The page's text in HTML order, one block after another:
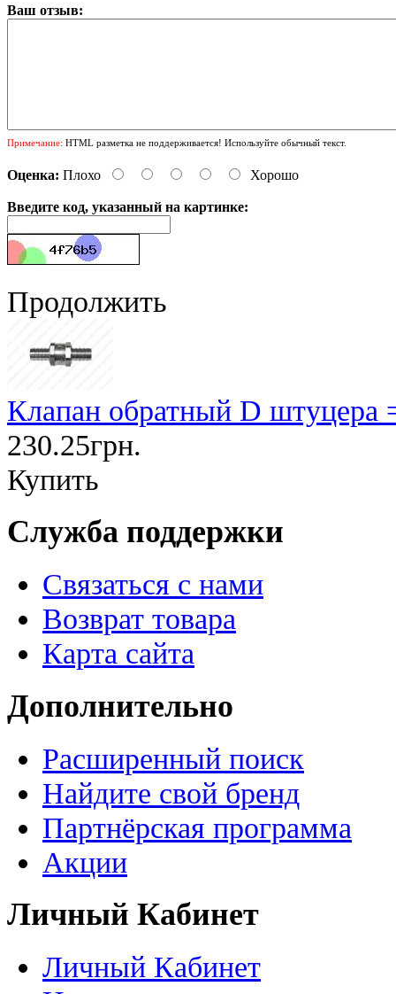
Ваш отзыв:
Примечание: HTML разметка не поддерживается! Используйте обычный текст.
Оценка: Плохо Хорошо
Введите код, указанный на картинке:
Продолжить
Клапан обратный D штуцера
230.25грн.
Купить
Служба поддержки
Связаться с нами
Возврат товара
Карта сайта
Дополнительно
Расширенный поиск
Найдите свой бренд
Партнёрская программа
Акции
Личный Кабинет
Личный Кабинет